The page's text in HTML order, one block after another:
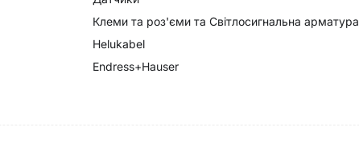
Клеми та роз'єми та Світлосигнальна арматура
Helukabel
Endress+Hauser